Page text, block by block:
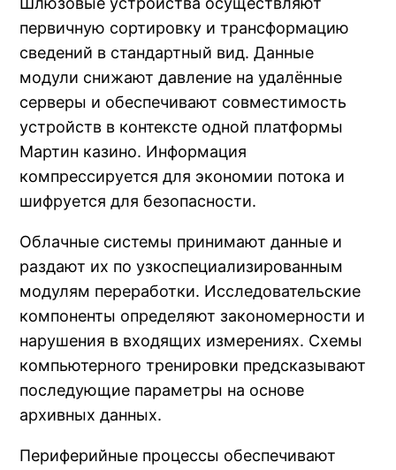
первичную сортировку и трансформацию
сведений в стандартный вид. Данные
модули снижают давление на удалённые
серверы и обеспечивают совместимость
устройств в контексте одной платформы
Мартин казино. Информация
компрессируется для экономии потока и
шифруется для безопасности.
Облачные системы принимают данные и
раздают их по узкоспециализированным
модулям переработки. Исследовательские
компоненты определяют закономерности и
нарушения в входящих измерениях. Схемы
компьютерного тренировки предсказывают
последующие параметры на основе
архивных данных.
Периферийные процессы обеспечивают